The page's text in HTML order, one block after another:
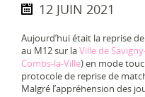
12 JUIN 2021
Aujourd’hui était la reprise
au M12 sur laVille de
Combs-la-Ville) en mode
protocole de reprise de
Malgré l’appréhension des